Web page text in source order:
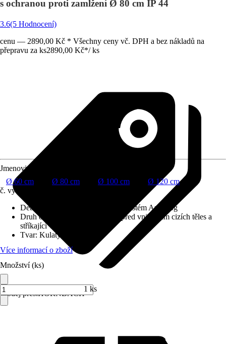
s ochranou proti zamlžení Ø 80 cm IP 44
3.6(5 Hodnocení)
cenu — 2890,00 Kč * Všechny ceny vč. DPH a bez nákladů na
přepravu za ks2890,00 Kč*/ ks
Prodej přes:HORNBACH
Jmenovitý rozměr v cm
Ø 60 cm
Ø 80 cm Ø 100 cm
Ø 120 cm
č. výrobku
Detaily výrobku
Touch Sensor, Systém Anti-Fog
Druh ochrany
IP 44 (chráněno před vniknutím cizích těles a
stříkající vody)
Tvar: Kulatý
Více informací o zboží
Množství (ks)
1 ks